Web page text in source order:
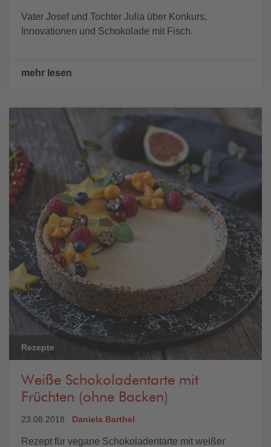
Vater Josef und Tochter Julia über Konkurs,
Innovationen und Schokolade mit Fisch.
mehr lesen
Rezepte
Weiße Schokoladentarte mit
Früchten (ohne Backen)
23.08.2018 Daniela Barthel
Rezept für vegane Schokoladentarte mit weißer